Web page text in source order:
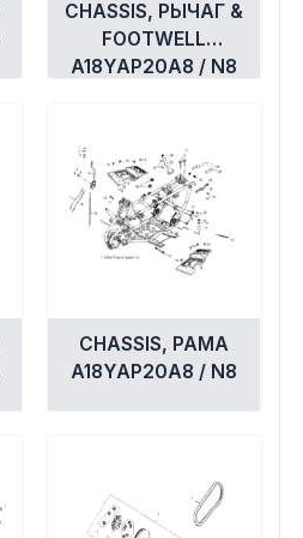
CHASSIS, РЫЧАГ &
FOOTWELL
A18YAP20A8 / N8
CHASSIS, РАМА
A18YAP20A8 / N8